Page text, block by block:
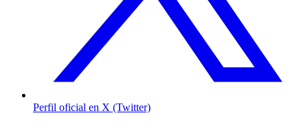
Perfil oficial en X (Twitter)